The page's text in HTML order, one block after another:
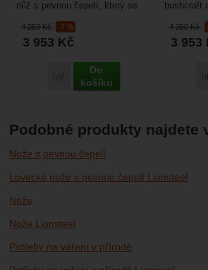
4 250Kč -7 %
3 953 Kč
Porovnat
Do
košíku
nůž s pevnou čepelí, který se
vhodný...
4 250Kč
3 953
bushcraft
túry a je
Podobné produkty najdete
Nože s pevnou čepelí
Lovecké nože s pevnou čepelí Lionsteel
Nože
Nože Lionsteel
Potřeby na vaření v přírodě